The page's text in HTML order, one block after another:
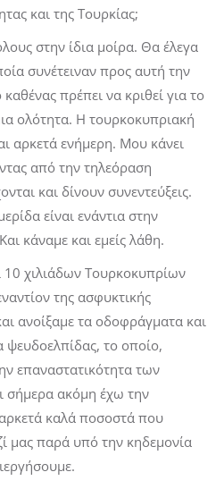
και της Τουρκίας;
στην ίδια μοίρα. Θα έλεγα
συνέτειναν προς αυτή την
πρέπει να κριθεί για το
ολότητα. Η τουρκοκυπριακή
αρκετά ενήμερη. Μου κάνει
από την τηλεόραση
και δίνουν συνεντεύξεις.
είναι ενάντια στην
κάναμε και εμείς λάθη.
10 χιλιάδων Τουρκοκυπρίων
της ασφυκτικής
ανοίξαμε τα οδοφράγματα και
ψευδοελπίδας, το οποίο,
επαναστατικότητα των
σήμερα ακόμη έχω την
καλά ποσοστά που
μας παρά υπό την κηδεμονία